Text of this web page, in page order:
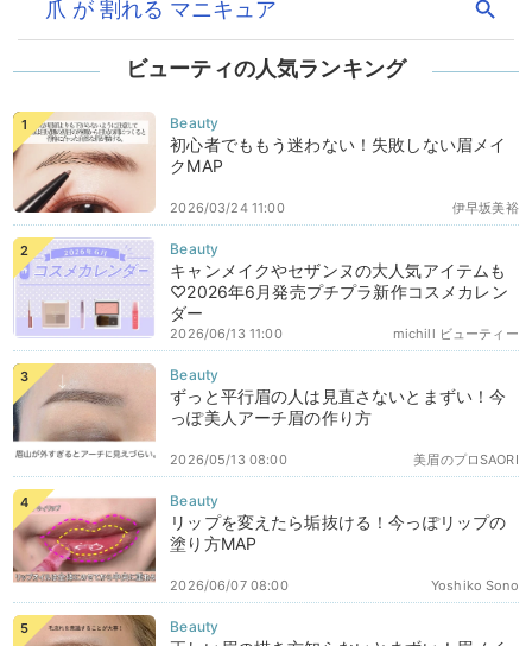
ビューティの人気ランキング
初心者でももう迷わない！失敗しない眉メイ
クMAP
伊早坂美裕
2026/03/24 11:00
キャンメイクやセザンヌの大人気アイテムも
♡2026年6月発売プチプラ新作コスメカレン
ダー
michill ビューティー
2026/06/13 11:00
ずっと平行眉の人は見直さないとまずい！今
っぽ美人アーチ眉の作り方
美眉のプロSAORI
2026/05/13 08:00
リップを変えたら垢抜ける！今っぽリップの
塗り方MAP
Yoshiko Sono
2026/06/07 08:00